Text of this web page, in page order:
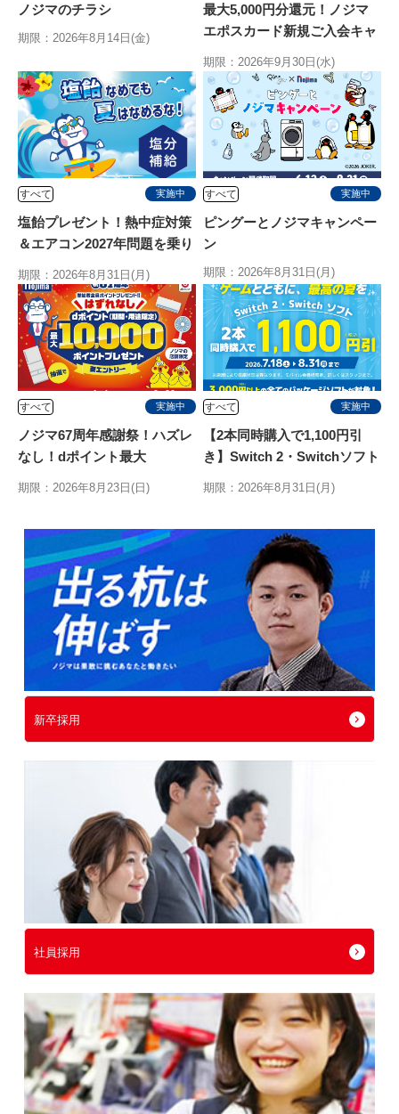
ノジマのチラシ
期限：2026年8月14日(金)
最大5,000円分還元！ノジマ
エポスカード新規ご入会キャ
期限：2026年9月30日(水)
すべて 実施中
塩飴プレゼント！熱中症対策
＆エアコン2027年問題を乗り
期限：2026年8月31日(月)
すべて 実施中
ピングーとノジマキャンペー
ン
期限：2026年8月31日(月)
すべて 実施中
ノジマ67周年感謝祭！ハズレ
なし！dポイント最大
期限：2026年8月23日(日)
すべて 実施中
【2本同時購入で1,100円引
き】Switch 2・Switchソフト
期限：2026年8月31日(月)
新卒採用
社員採用